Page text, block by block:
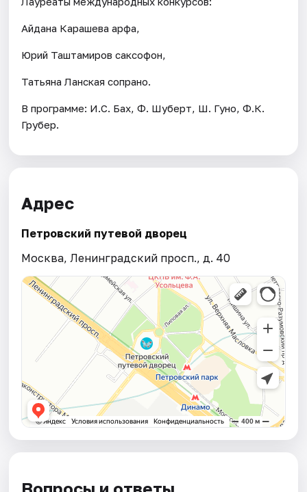
Айдана Карашева арфа,
Юрий Таштамиров саксофон,
Татьяна Ланская сопрано.
В программе: И.С. Бах, Ф. Шуберт, Ш. Гуно, Ф.К.
Грубер.
Адрес
Петровский путевой дворец
Москва, Ленинградский просп., д. 40